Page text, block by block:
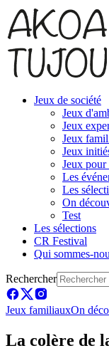
Jeux de société
Jeux
Jeux
Jeux
Jeux
Jeux pour
Les
Les
On
Test
Les sélections
CR Festival
Qui sommes-
Rechercher
Jeux familiauxOn
La colère de